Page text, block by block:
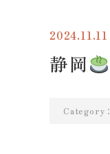
2024.11.11
静岡
Category：